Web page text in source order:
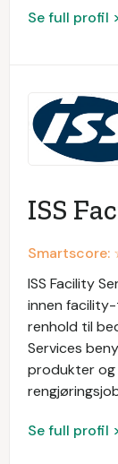
Se full profil
ISS
Smartscore:
ISS Facility
innen facility-
renhold til
Services
produkter
Se full profil